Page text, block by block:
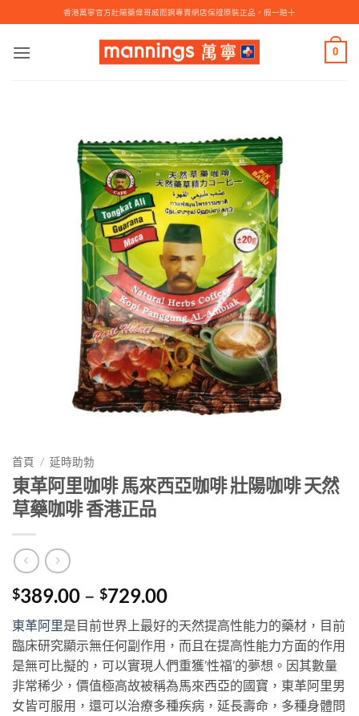
to
content
香港萬寧官方壯陽藥偉哥威而鋼專賣網店保證原裝正品，假一賠十
0
首頁 / 延時助勃
東革阿里咖啡 馬來西亞咖啡 壯陽咖啡 天然
草藥咖啡 香港正品
$389.00 – $729.00Price
range:
$389.00
through
$729.00
東革阿里是目前世界上最好的天然提高性能力的藥材，目前
臨床研究顯示無任何副作用，而且在提高性能力方面的作用
是無可比擬的，可以實現人們重獲’性福’的夢想。因其數量
非常稀少，價值極高故被稱為馬來西亞的國寶，東革阿里男
女皆可服用，還可以治療多種疾病，延長壽命，多種身體問